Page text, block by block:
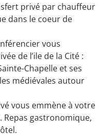
privé par chauffeur
dans le coeur de
vous
de l’ile de la Cité :
Chapelle et ses
médiévales autour
vous emmène à votre
Repas gastronomique,